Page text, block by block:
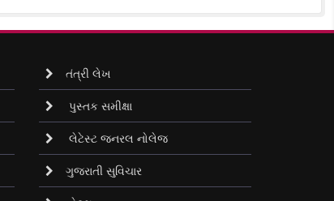
તંત્રી લેખ
પુસ્તક સમીક્ષા
લેટેસ્ટ જનરલ નોલેજ
ગુજરાતી સુવિચાર